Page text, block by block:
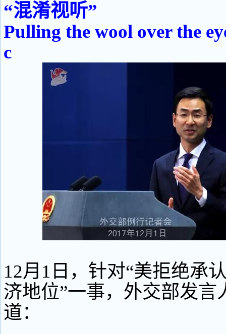
“混淆视听”
Pulling the wool over the
c
12月1日，针对“美拒绝承
济地位”一事，外交部发言
道：